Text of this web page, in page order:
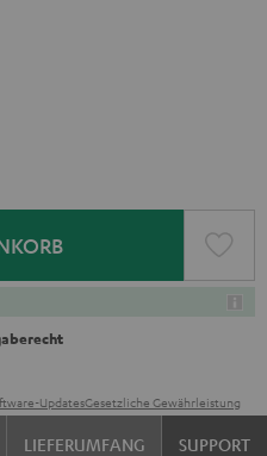
UpdatesGesetzliche Gewährleistung
LIEFERUMFANG SUPPORT